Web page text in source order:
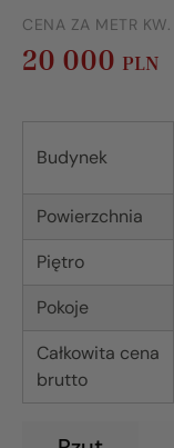
CENA ZA METR KW.
20 000 PLN
Budynek
Powierzchnia
Piętro
Pokoje
Całkowita cena
brutto